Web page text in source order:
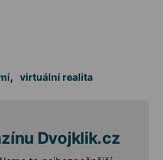
, virtuální realita
Dvojklik.cz